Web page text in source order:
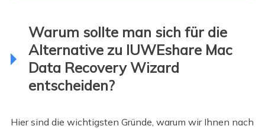
Warum sollte man sich für die
Alternative zu IUWEshare Mac
Data Recovery Wizard
entscheiden?
Hier sind die wichtigsten Gründe, warum wir Ihnen nach